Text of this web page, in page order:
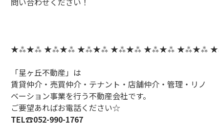
★⁂★⁂ ★⁂★⁂ ★⁂★⁂ ★⁂★⁂ ★⁂★⁂ ★⁂★⁂
「星ヶ丘不動産」は
賃貸仲介・売買仲介・テナント・店舗仲介・管理・リノ
ベーション事業を行う不動産会社です。
ご要望あればお電話ください☆
TEL☎052-990-1767